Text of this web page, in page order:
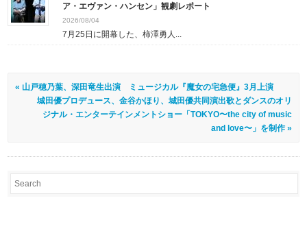
ア・エヴァン・ハンセン」観劇レポート
2026/08/04
7月25日に開幕した、柿澤勇人...
« 山戸穂乃葉、深田竜生出演 ミュージカル『魔女の宅急便』3月上演
城田優プロデュース、金谷かほり、城田優共同演出歌とダンスのオリ
ジナル・エンターテインメントショー「TOKYO〜the city of music
and love〜」を制作 »